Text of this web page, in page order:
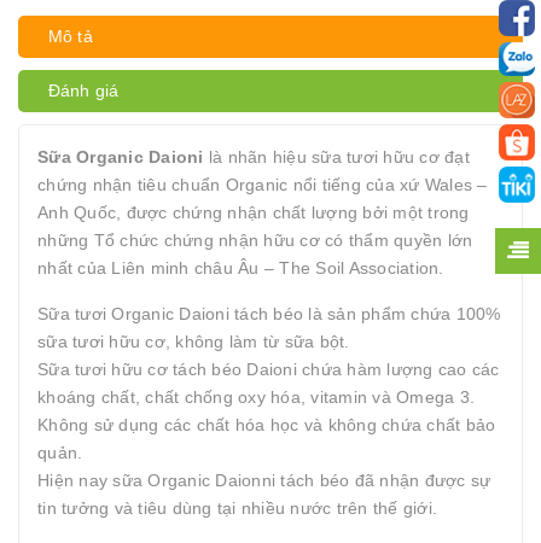
Mô tả
Đánh giá
Sữa Organic Daioni là nhãn hiệu sữa tươi hữu cơ đạt
chứng nhận tiêu chuẩn Organic nổi tiếng của xứ Wales –
Anh Quốc, được chứng nhận chất lượng bởi một trong
những Tổ chức chứng nhận hữu cơ có thẩm quyền lớn
nhất của Liên minh châu Âu – The Soil Association.
Sữa tươi Organic Daioni tách béo là sản phẩm chứa 100%
sữa tươi hữu cơ, không làm từ sữa bột.
Sữa tươi hữu cơ tách béo Daioni chứa hàm lượng cao các
khoáng chất, chất chống oxy hóa, vitamin và Omega 3.
Không sử dụng các chất hóa học và không chứa chất bảo
quản.
Hiện nay sữa Organic Daionni tách béo đã nhận được sự
tin tưởng và tiêu dùng tại nhiều nước trên thế giới.